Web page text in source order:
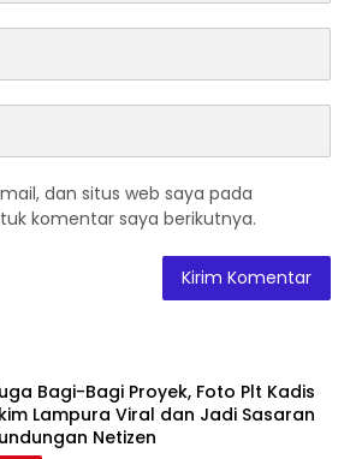
dan situs web saya pada
komentar saya berikutnya.
Bagi-Bagi Proyek, Foto Plt Kadis
Lampura Viral dan Jadi Sasaran
Netizen